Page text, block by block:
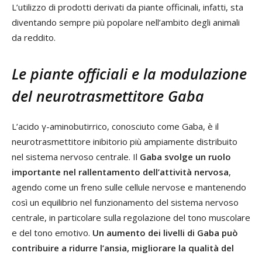
L’utilizzo di prodotti derivati da piante officinali, infatti, sta
diventando sempre più popolare nell’ambito degli animali
da reddito.
Le piante officiali e la modulazione
del neurotrasmettitore Gaba
L’acido γ-aminobutirrico, conosciuto come Gaba, è il
neurotrasmettitore inibitorio più ampiamente distribuito
nel sistema nervoso centrale. Il Gaba svolge un ruolo
importante nel rallentamento dell’attività nervosa,
agendo come un freno sulle cellule nervose e mantenendo
così un equilibrio nel funzionamento del sistema nervoso
centrale, in particolare sulla regolazione del tono muscolare
e del tono emotivo. Un aumento dei livelli di Gaba può
contribuire a ridurre l’ansia, migliorare la qualità del